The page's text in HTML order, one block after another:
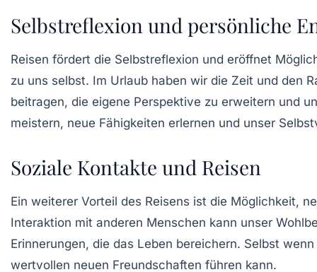
Selbstreflexion und persönliche
Reisen fördert die Selbstreflexion und eröffnet
zu uns selbst. Im Urlaub haben wir die Zeit und den
beitragen, die eigene Perspektive zu erweitern und
meistern, neue Fähigkeiten erlernen und unser
Soziale Kontakte und Reisen
Ein weiterer Vorteil des Reisens ist die Möglichkeit,
Interaktion mit anderen Menschen kann unser
Erinnerungen, die das Leben bereichern. Selbst
wertvollen neuen Freundschaften führen kann.